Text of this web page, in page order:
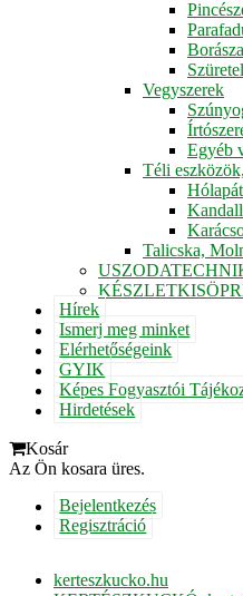
Vegyszerek
Egyéb
Téli
Talicska,
Hírek
Ismerj meg minket
Elérhetőségeink
GYIK
Képes Fogyasztói
Hirdetések
Kosár
Az Ön kosara üres.
Bejelentkezés
Regisztráció
kerteszkucko.hu